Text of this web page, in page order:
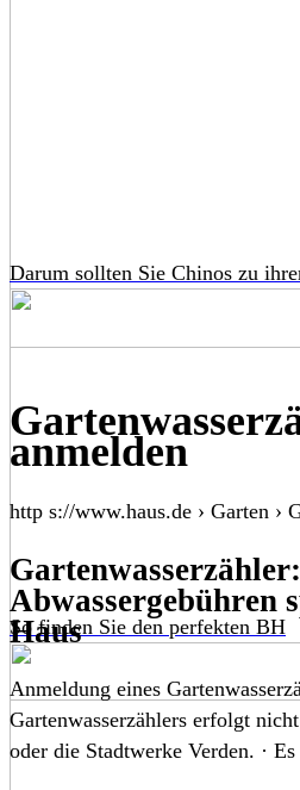
Darum sollten Sie Chinos zu
So finden Sie den perfekten BH
anmelden
http s://www.haus.de › Garten ›
Gartenwasserzähler:
Abwassergebühren
Haus
Anmeldung eines
Gartenwasserzählers erfolgt
oder die Stadtwerke Verden. ·